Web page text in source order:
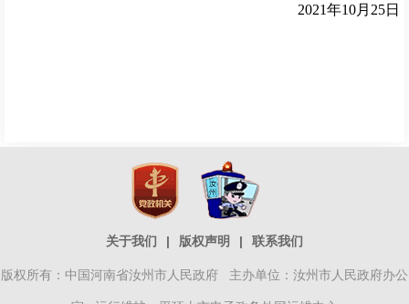
2021年10月25日
关于我们 | 版权声明 | 联系我们
版权所有：中国河南省汝州市人民政府 主办单位：汝州市人民政府办公